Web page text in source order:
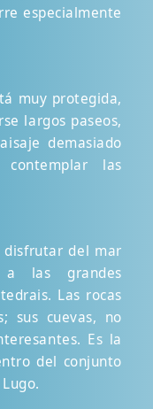
especialmente
muy protegida,
largos paseos,
demasiado
las
disfrutar del mar
las grandes
Las rocas
sus cuevas, no
Es la
del conjunto